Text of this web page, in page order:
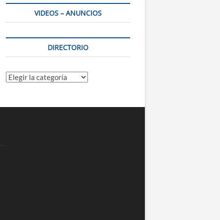
VIDEOS – ANUNCIOS
DIRECTORIO
Directorio